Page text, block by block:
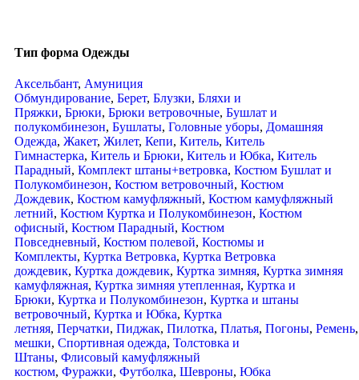
Тип форма Одежды
Аксельбант, Амуниция
Обмундирование, Берет, Блузки, Бляхи и
Пряжки, Брюки, Брюки ветровочные, Бушлат и
полукомбинезон, Бушлаты, Головные уборы, Домашняя
Одежда, Жакет, Жилет, Кепи, Китель, Китель
Гимнастерка, Китель и Брюки, Китель и Юбка, Китель
Парадный, Комплект штаны+ветровка, Костюм Бушлат и
Полукомбинезон, Костюм ветровочный, Костюм
Дождевик, Костюм камуфляжный, Костюм камуфляжный
летний, Костюм Куртка и Полукомбинезон, Костюм
офисный, Костюм Парадный, Костюм
Повседневный, Костюм полевой, Костюмы и
Комплекты, Куртка Ветровка, Куртка Ветровка
дождевик, Куртка дождевик, Куртка зимняя, Куртка зимняя
камуфляжная, Куртка зимняя утепленная, Куртка и
Брюки, Куртка и Полукомбинезон, Куртка и штаны
ветровочный, Куртка и Юбка, Куртка
летняя, Перчатки, Пиджак, Пилотка, Платья, Погоны, Ремень
мешки, Спортивная одежда, Толстовка и
Штаны, Флисовый камуфляжный
костюм, Фуражки, Футболка, Шевроны, Юбка